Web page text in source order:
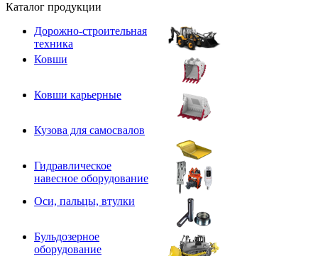
Каталог продукции
Дорожно-строительная
техника
Ковши
Ковши карьерные
Кузова для самосвалов
Гидравлическое
навесное оборудование
Оси, пальцы, втулки
Бульдозерное
оборудование